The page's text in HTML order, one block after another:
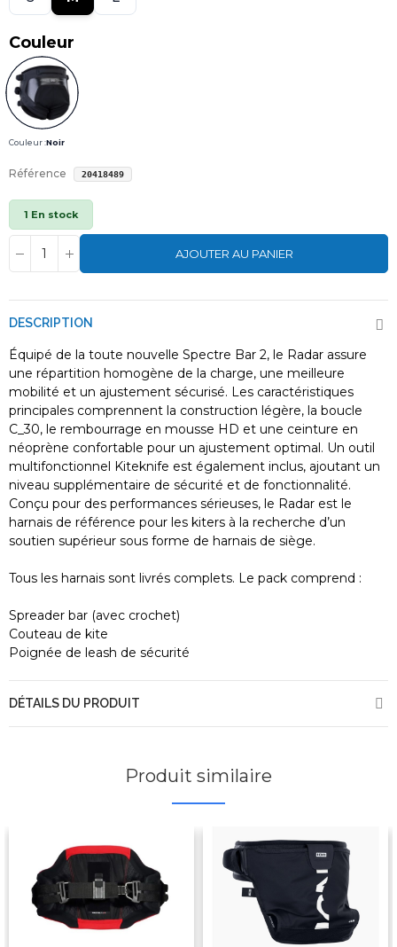
Couleur
Couleur :Noir
Référence 20418489
1 En stock
AJOUTER AU PANIER
DESCRIPTION
Équipé de la toute nouvelle Spectre Bar 2, le Radar assure
une répartition homogène de la charge, une meilleure
mobilité et un ajustement sécurisé. Les caractéristiques
principales comprennent la construction légère, la boucle
C_30, le rembourrage en mousse HD et une ceinture en
néoprène confortable pour un ajustement optimal. Un outil
multifonctionnel Kiteknife est également inclus, ajoutant un
niveau supplémentaire de sécurité et de fonctionnalité.
Conçu pour des performances sérieuses, le Radar est le
harnais de référence pour les kiters à la recherche d’un
soutien supérieur sous forme de harnais de siège.
Tous les harnais sont livrés complets. Le pack comprend :
Spreader bar (avec crochet)
Couteau de kite
Poignée de leash de sécurité
DÉTAILS DU PRODUIT
Produit similaire